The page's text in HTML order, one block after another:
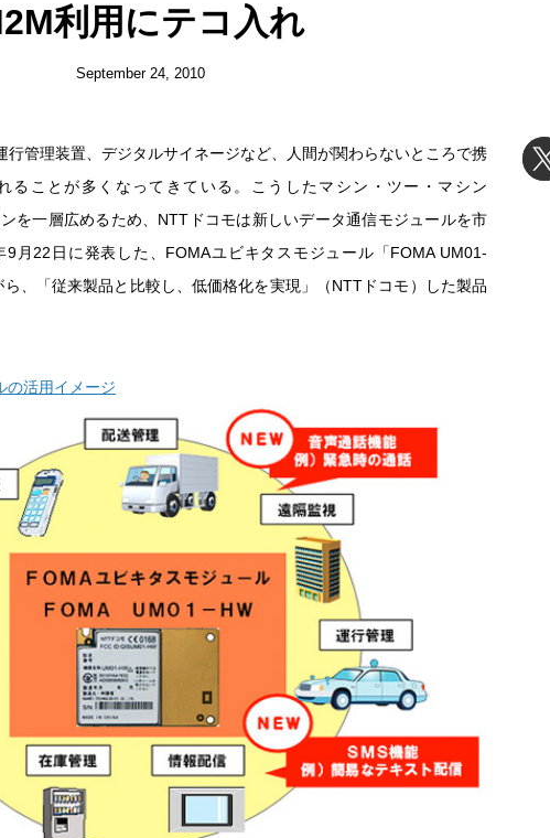
利用にテコ入れ
September 24, 2010
行管理装置、デジタルサイネージなど、人間が関わらないところで携
ることが多くなってきている。こうしたマシン・ツー・マシン
を一層広めるため、NTTドコモは新しいデータ通信モジュールを市
月22日に発表した、FOMAユビキタスモジュール「FOMA UM01-
、「従来製品と比較し、低価格化を実現」（NTTドコモ）した製品
の活用イメージ